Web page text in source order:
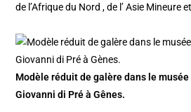
de l’Afrique du Nord , de l’ Asie Mineure
Modèle réduit de galère dans le
Giovanni di Pré à Gênes.